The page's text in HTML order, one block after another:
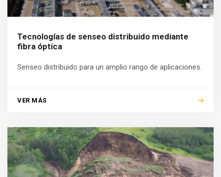
Tecnologías de senseo distribuido mediante
fibra óptica
Senseo distribuido para un amplio rango de aplicaciones.
VER MÁS